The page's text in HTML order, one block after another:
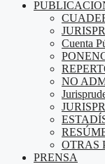
Cuenta
NO
OTRAS
PRENSA